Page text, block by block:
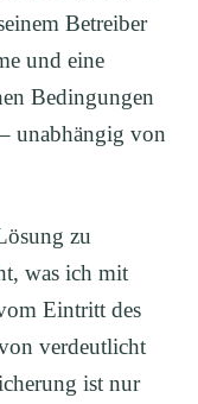
Betreiber
und eine
Bedingungen
unabhängig von
zu
was ich mit
Eintritt des
verdeutlicht
ist nur